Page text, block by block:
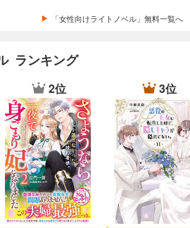
「女性向けライトノベル」無料一覧へ
ランキング
2位 3位